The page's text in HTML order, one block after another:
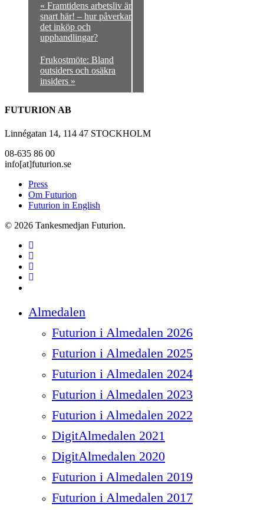
« Framtidens arbetsliv är
snart här! – hur påverkar
det inköp och
upphandlingar?
Frukostmöte: Bland
outsiders och osäkra
insiders »
FUTURION AB
Linnégatan 14, 114 47 STOCKHOLM
08-635 86 00
info[at]futurion.se
Press
Om Futurion
Futurion in English
© 2026 Tankesmedjan Futurion.
twitter
facebook
linkedin
instagram
Menu
Almedalen
Futurion i Almedalen 2026
Futurion i Almedalen 2025
Futurion i Almedalen 2024
Futurion i Almedalen 2023
Futurion i Almedalen 2022
DigitAlmedalen 2021
DigitAlmedalen 2020
Futurion i Almedalen 2019
Futurion i Almedalen 2017